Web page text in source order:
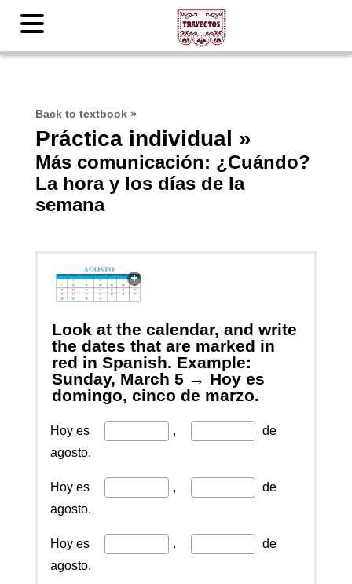
Back to textbook»
Práctica individual »
Más comunicación: ¿Cuándo?
La hora y los días de la
semana